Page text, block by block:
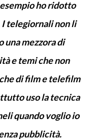
ho ridotto
telegiornali non li
una mezzora di
e temi che non
di film e telefilm
uso la tecnica
quando voglio io
pubblicità.